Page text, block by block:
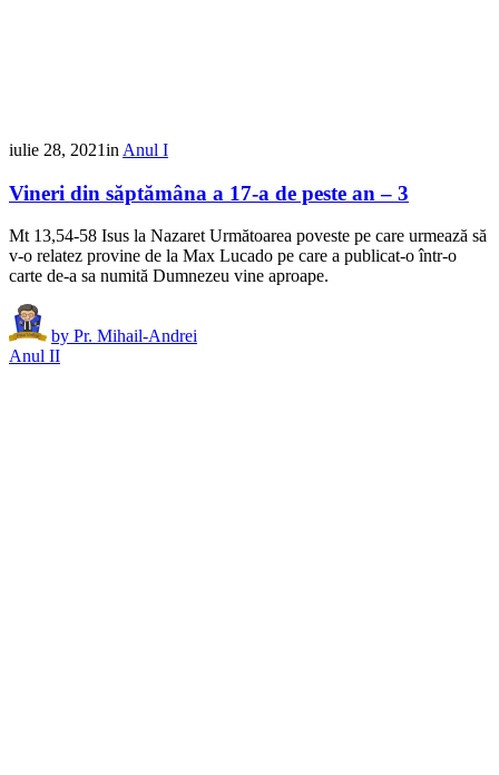
iulie 28, 2021in Anul I
Vineri din săptămâna a 17-a de peste an – 3
Mt 13,54-58 Isus la Nazaret Următoarea poveste pe care urmează să
v-o relatez provine de la Max Lucado pe care a publicat-o într-o
carte de-a sa numită Dumnezeu vine aproape.
by Pr. Mihail-Andrei
Anul II